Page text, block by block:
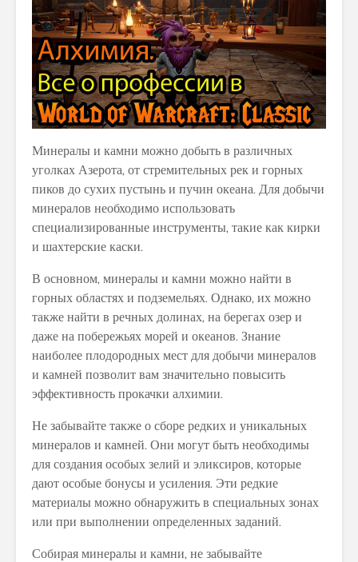
Минералы и камни можно добыть в различных
уголках Азерота, от стремительных рек и горных
пиков до сухих пустынь и пучин океана. Для добычи
минералов необходимо использовать
специализированные инструменты, такие как кирки
и шахтерские каски.
В основном, минералы и камни можно найти в
горных областях и подземельях. Однако, их можно
также найти в речных долинах, на берегах озер и
даже на побережьях морей и океанов. Знание
наиболее плодородных мест для добычи минералов
и камней позволит вам значительно повысить
эффективность прокачки алхимии.
Не забывайте также о сборе редких и уникальных
минералов и камней. Они могут быть необходимы
для создания особых зелий и эликсиров, которые
дают особые бонусы и усиления. Эти редкие
материалы можно обнаружить в специальных зонах
или при выполнении определенных заданий.
Собирая минералы и камни, не забывайте